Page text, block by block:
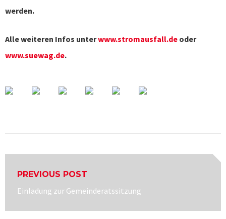
werden.
Alle weiteren Infos unterwww.stromausfall.de oder
www.suewag.de.
PREVIOUS POST
Previous
Einladung zur Gemeinderatssitzung